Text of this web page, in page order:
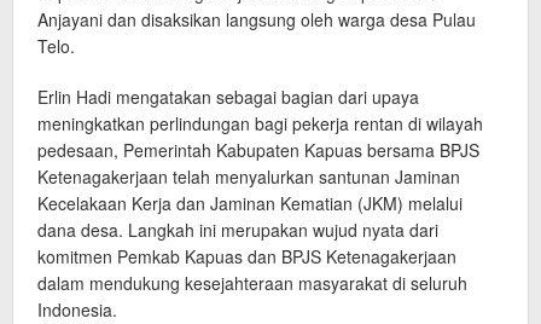
Anjayani dan disaksikan langsung oleh warga desa Pulau
Telo.
Erlin Hadi mengatakan sebagai bagian dari upaya
meningkatkan perlindungan bagi pekerja rentan di wilayah
pedesaan, Pemerintah Kabupaten Kapuas bersama BPJS
Ketenagakerjaan telah menyalurkan santunan Jaminan
Kecelakaan Kerja dan Jaminan Kematian (JKM) melalui
dana desa. Langkah ini merupakan wujud nyata dari
komitmen Pemkab Kapuas dan BPJS Ketenagakerjaan
dalam mendukung kesejahteraan masyarakat di seluruh
Indonesia.